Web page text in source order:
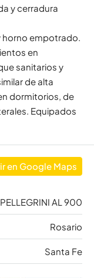
y cerradura
horno empotrado.
en
sanitarios y
de alta
dormitorios, de
Equipados
en Google Maps
AL 900
Rosario
Santa Fe